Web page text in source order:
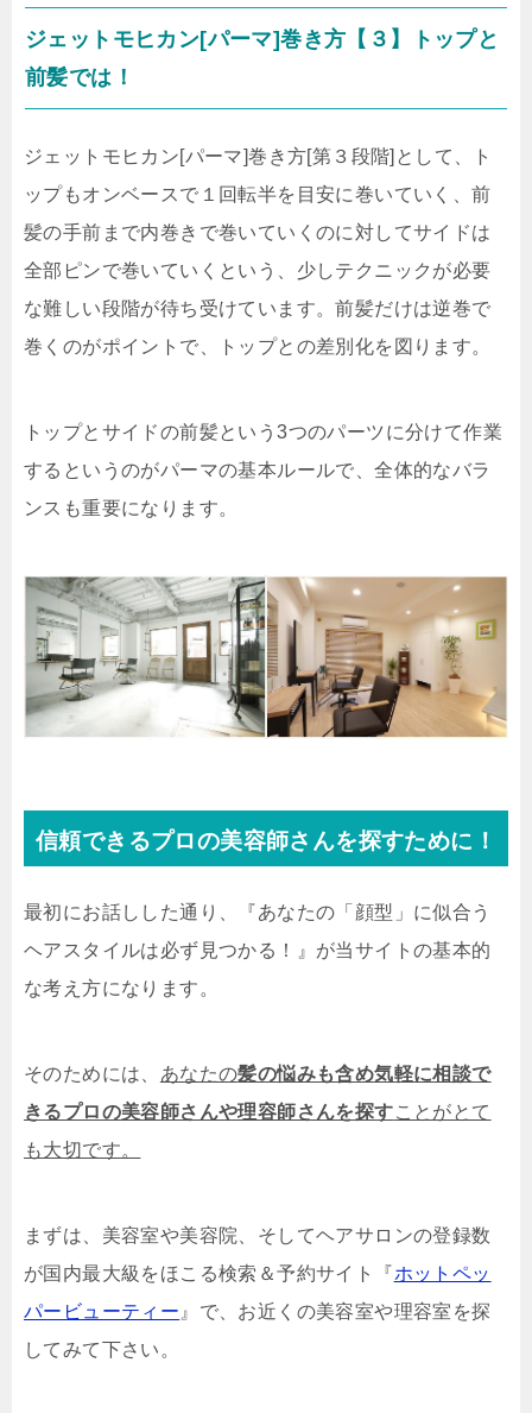
ジェットモヒカン[パーマ]巻き方【３】トップと
前髪では！
ジェットモヒカン[パーマ]巻き方[第３段階]として、ト
ップもオンベースで１回転半を目安に巻いていく、前
髪の手前まで内巻きで巻いていくのに対してサイドは
全部ピンで巻いていくという、少しテクニックが必要
な難しい段階が待ち受けています。前髪だけは逆巻で
巻くのがポイントで、トップとの差別化を図ります。
トップとサイドの前髪という3つのパーツに分けて作業
するというのがパーマの基本ルールで、全体的なバラ
ンスも重要になります。
信頼できるプロの美容師さんを探すために！
最初にお話しした通り、『あなたの「顔型」に似合う
ヘアスタイルは必ず見つかる！』が当サイトの基本的
な考え方になります。
そのためには、 あなたの髪の悩みも含め気軽に相談で
きるプロの美容師さんや理容師さんを探すことがとて
も大切です。
まずは、美容室や美容院、そしてヘアサロンの登録数
が国内最大級をほこる検索＆予約サイト『 ホットペッ
パービューティー』で、お近くの美容室や理容室を探
してみて下さい。